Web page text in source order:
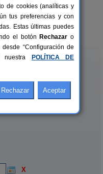
4-10+1 pers.
desde21 €
X
de cookies (analíticas y
tus preferencias y con
Estas últimas puedes
el botón Rechazar o
“Configuración de
nuestra
POLÍTICA DE